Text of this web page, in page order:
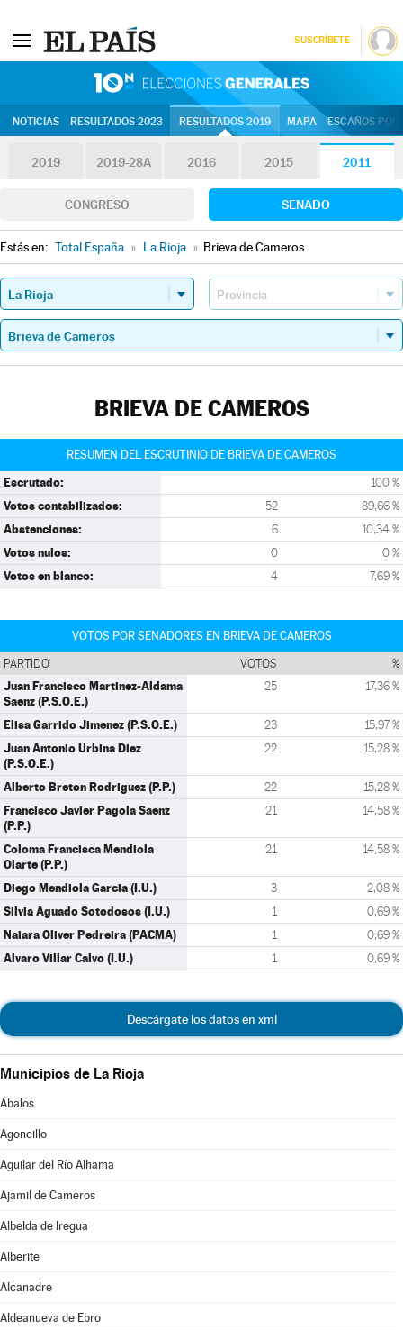
SUSCRÍBETE
NOTICIAS RESULTADOS 2023 RESULTADOS 2019 MAPA ESCAÑOS
2019 2019-28A 2016 2015 2011
CONGRESO SENADO
Estás en: Total España » La Rioja » Brieva de Cameros
BRIEVA DE CAMEROS
RESUMEN DEL ESCRUTINIO DE BRIEVA DE CAMEROS
Escrutado: 100 %
Votos contabilizados: 52 89,66 %
Abstenciones: 6 10,34 %
Votos nulos: 0 0 %
Votos en blanco: 4 7,69 %
VOTOS POR SENADORES EN BRIEVA DE CAMEROS
PARTIDO VOTOS %
Juan Francisco Martinez-Aldama
Saenz (P.S.O.E.)
25 17,36 %
Elisa Garrido Jimenez (P.S.O.E.) 23 15,97 %
Juan Antonio Urbina Diez
(P.S.O.E.)
22 15,28 %
Alberto Breton Rodriguez (P.P.) 22 15,28 %
Francisco Javier Pagola Saenz
(P.P.)
21 14,58 %
Coloma Francisca Mendiola
Olarte (P.P.)
21 14,58 %
Diego Mendiola Garcia (I.U.) 3 2,08 %
Silvia Aguado Sotodosos (I.U.) 1 0,69 %
Naiara Oliver Pedreira (PACMA) 1 0,69 %
Alvaro Villar Calvo (I.U.) 1 0,69 %
Descárgate los datos en xml
Municipios de La Rioja
Ábalos
Agoncillo
Aguilar del Río Alhama
Ajamil de Cameros
Albelda de Iregua
Alberite
Alcanadre
Aldeanueva de Ebro